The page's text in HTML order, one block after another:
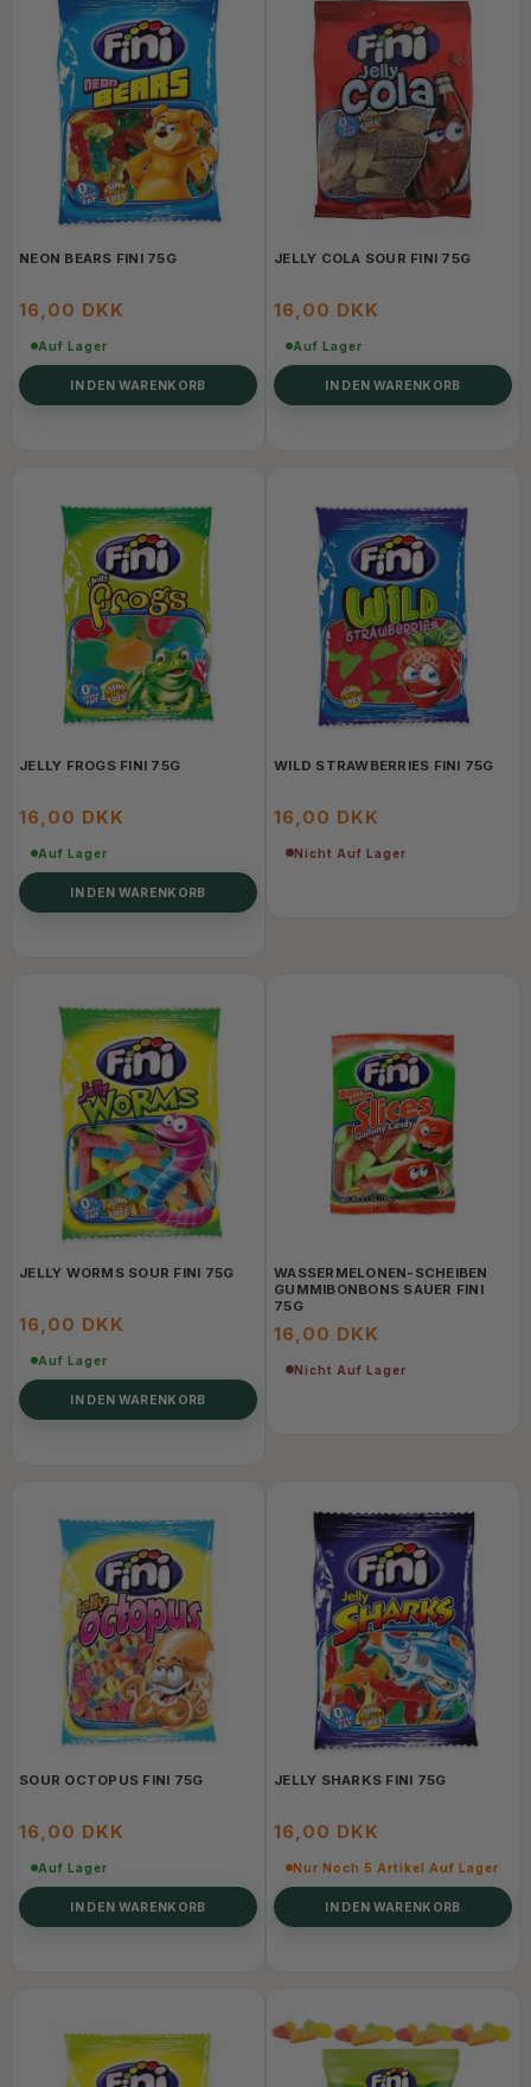
NEON BEARS FINI 75G
16,00 DKK
Auf Lager
IN DEN WARENKORB
JELLY COLA SOUR FINI 75G
16,00 DKK
Auf Lager
IN DEN WARENKORB
JELLY FROGS FINI 75G
16,00 DKK
Auf Lager
IN DEN WARENKORB
WILD STRAWBERRIES FINI 75G
16,00 DKK
Nicht Auf Lager
JELLY WORMS SOUR FINI 75G
16,00 DKK
Auf Lager
IN DEN WARENKORB
WASSERMELONEN-SCHEIBEN
GUMMIBONBONS SAUER FINI
75G
16,00 DKK
Nicht Auf Lager
SOUR OCTOPUS FINI 75G
16,00 DKK
Auf Lager
IN DEN WARENKORB
JELLY SHARKS FINI 75G
16,00 DKK
Nur Noch 5 Artikel Auf Lager
IN DEN WARENKORB